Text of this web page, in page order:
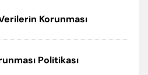
Korunması
Politikası